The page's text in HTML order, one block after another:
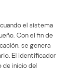
el sistema
Con el fin de
se genera
El identificador
de inicio del